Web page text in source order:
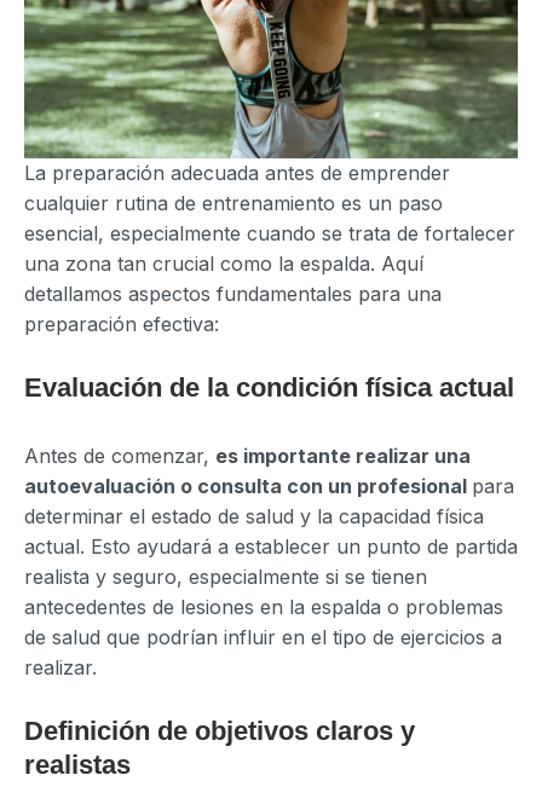
La preparación adecuada antes de emprender
cualquier rutina de entrenamiento es un paso
esencial, especialmente cuando se trata de fortalecer
una zona tan crucial como la espalda. Aquí
detallamos aspectos fundamentales para una
preparación efectiva:
Evaluación de la condición física actual
Antes de comenzar, es importante realizar una
autoevaluación o consulta con un profesional para
determinar el estado de salud y la capacidad física
actual. Esto ayudará a establecer un punto de partida
realista y seguro, especialmente si se tienen
antecedentes de lesiones en la espalda o problemas
de salud que podrían influir en el tipo de ejercicios a
realizar.
Definición de objetivos claros y
realistas